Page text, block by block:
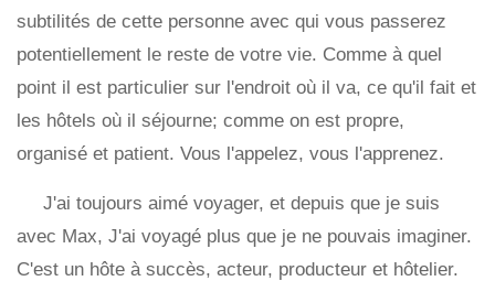
subtilités de cette personne avec qui vous passerez
potentiellement le reste de votre vie. Comme à quel
point il est particulier sur l'endroit où il va, ce qu'il fait et
les hôtels où il séjourne; comme on est propre,
organisé et patient. Vous l'appelez, vous l'apprenez.
J'ai toujours aimé voyager, et depuis que je suis
avec Max, J'ai voyagé plus que je ne pouvais imaginer.
C'est un hôte à succès, acteur, producteur et hôtelier.